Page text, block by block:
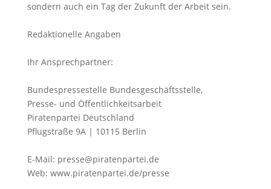
sondern auch ein Tag der Zukunft der Arbeit sein.
Redaktionelle Angaben
Ihr Ansprechpartner:
Bundespressestelle Bundesgeschäftsstelle,
Presse- und Öffentlichkeitsarbeit
Piratenpartei Deutschland
Pflugstraße 9A | 10115 Berlin
E-Mail: presse@piratenpartei.de
Web: www.piratenpartei.de/presse